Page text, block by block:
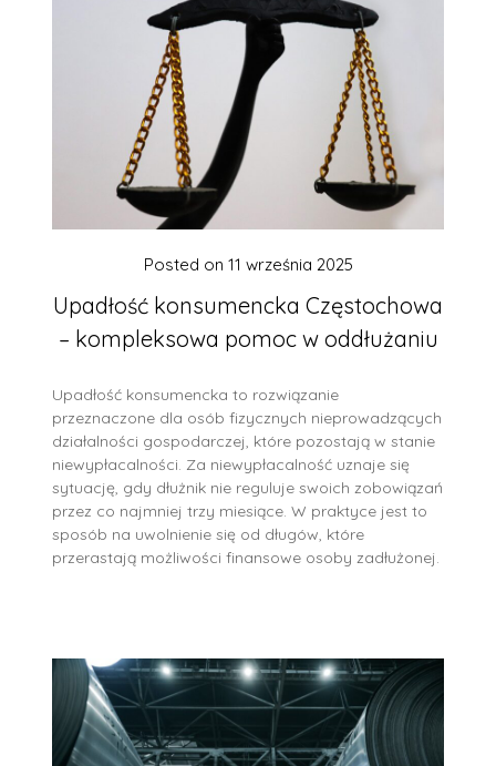
Upadłość konsumencka Częstochowa
– kompleksowa pomoc w oddłużaniu
Posted on 11 września 2025
Upadłość konsumencka to rozwiązanie
przeznaczone dla osób fizycznych nieprowadzących
działalności gospodarczej, które pozostają w stanie
niewypłacalności. Za niewypłacalność uznaje się
sytuację, gdy dłużnik nie reguluje swoich zobowiązań
przez co najmniej trzy miesiące. W praktyce jest to
sposób na uwolnienie się od długów, które
przerastają możliwości finansowe osoby zadłużonej.